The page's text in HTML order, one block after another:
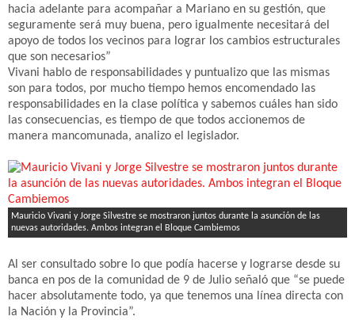
hacia adelante para acompañar a Mariano en su gestión, que
seguramente será muy buena, pero igualmente necesitará del
apoyo de todos los vecinos para lograr los cambios estructurales
que son necesarios”
Vivani hablo de responsabilidades y puntualizo que las mismas
son para todos, por mucho tiempo hemos encomendado las
responsabilidades en la clase política y sabemos cuáles han sido
las consecuencias, es tiempo de que todos accionemos de
manera mancomunada, analizo el legislador.
Mauricio Vivani y Jorge Silvestre se mostraron juntos durante la asunción de las
nuevas autoridades. Ambos integran el Bloque Cambiemos
Al ser consultado sobre lo que podía hacerse y lograrse desde su
banca en pos de la comunidad de 9 de Julio señaló que “se puede
hacer absolutamente todo, ya que tenemos una línea directa con
la Nación y la Provincia”.